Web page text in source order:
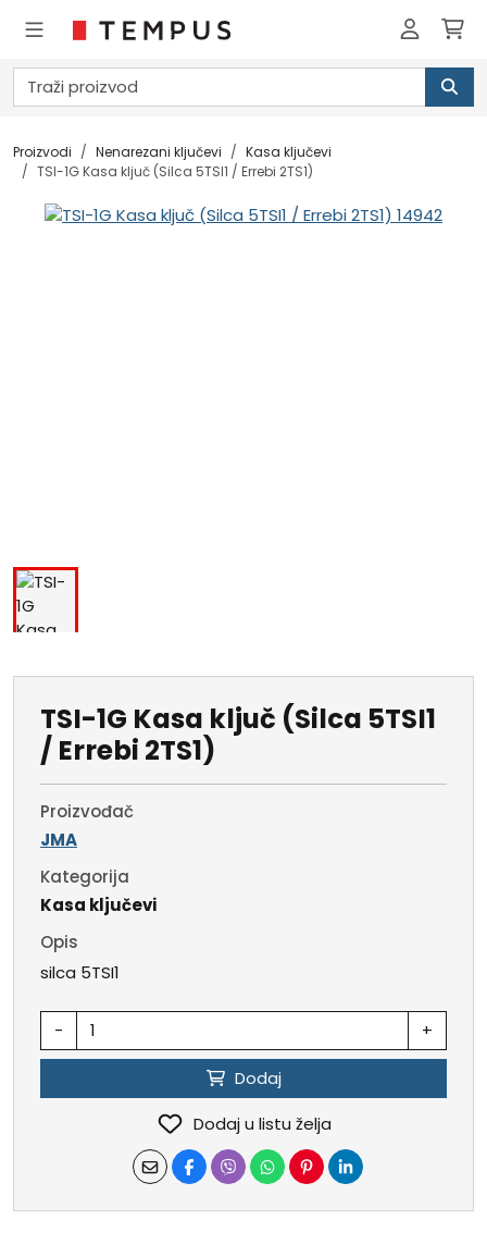
Proizvodi Nenarezani ključevi
Kasa ključevi
TSI-1G Kasa ključ (Silca 5TSI1 / Errebi 2TS1)
TSI-1G Kasa ključ (Silca 5TSI1
/ Errebi 2TS1)
Proizvođač
JMA
Kategorija
Kasa ključevi
Opis
silca 5TSI1
- +
Dodaj
Dodaj u listu želja